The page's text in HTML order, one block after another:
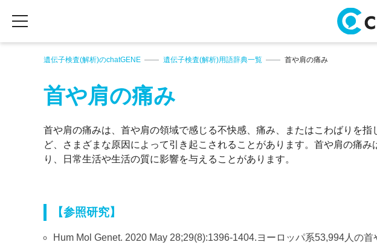
遺伝子検査(解析)のchatGENE 遺伝子検査(解析)用語辞典一覧 首や肩の痛み
首や肩の痛み
首や肩の痛みは、首や肩の領域で感じる不快感、痛み、またはこわばりを
ど、さまざまな原因によって引き起こされることがあります。首や肩の痛
り、日常生活や生活の質に影響を与えることがあります。
【参照研究】
Hum Mol Genet. 2020 May 28;29(8):1396-1404.ヨーロッパ系53,994人の